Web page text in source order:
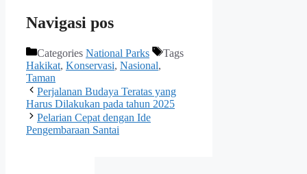
Navigasi pos
Categories National Parks
Tags
Hakikat, Konservasi, Nasional,
Taman
Perjalanan Budaya Teratas yang
Harus Dilakukan pada tahun 2025
Pelarian Cepat dengan Ide
Pengembaraan Santai